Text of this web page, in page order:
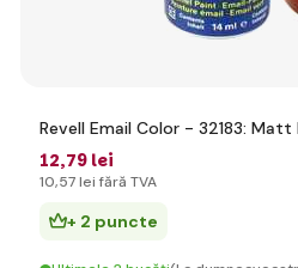
Revell Email Color - 32183:
12,79 lei
10,57 lei fără TVA
+ 2 puncte